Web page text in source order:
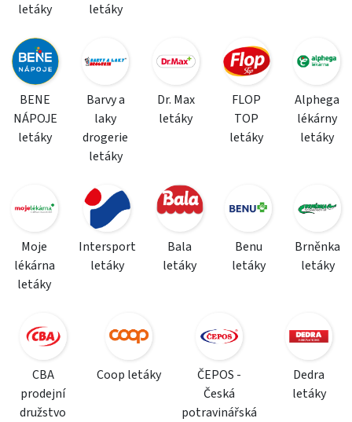
letáky
letáky
BENE
NÁPOJE
letáky
Barvy a
laky
drogerie
letáky
Dr. Max
letáky
FLOP
TOP
letáky
Alphega
lékárny
letáky
Moje
lékárna
letáky
Intersport
letáky
Bala
letáky
Benu
letáky
Brněnka
letáky
CBA
prodejní
družstvo
Coop letáky
ČEPOS -
Česká
potravinářská
Dedra
letáky